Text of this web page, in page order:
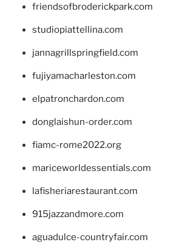
friendsofbroderickpark.com
studiopiattellina.com
jannagrillspringfield.com
fujiyamacharleston.com
elpatronchardon.com
donglaishun-order.com
fiamc-rome2022.org
mariceworldessentials.com
lafisheriarestaurant.com
915jazzandmore.com
aguadulce-countryfair.com